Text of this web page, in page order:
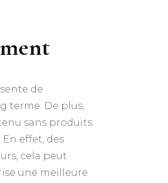
de
terme. De plus,
sans produits
effet, des
cela peut
une meilleure